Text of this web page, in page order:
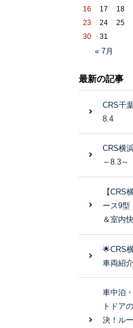
« 7月
16
17 18
23
24 25
30
31
最新の記事
CRS千
8.4
CRS横
～8.3～
【
ース9
＆室内
🌟CRS
車両紹
車中泊
トドア
決！ル